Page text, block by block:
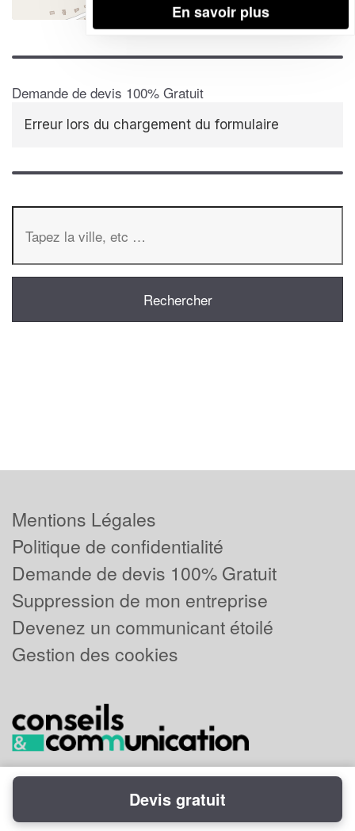
| Map data ©OpenStreetMap contributors,
Demande de devis 100% Gratuit
Erreur lors du chargement du formulaire
En savoir plus
Mentions Légales
Politique de confidentialité
Demande de devis 100% Gratuit
Suppression de mon entreprise
Devenez un communicant étoilé
Gestion des cookies
Powered byPlus que pro
Devis gratuit